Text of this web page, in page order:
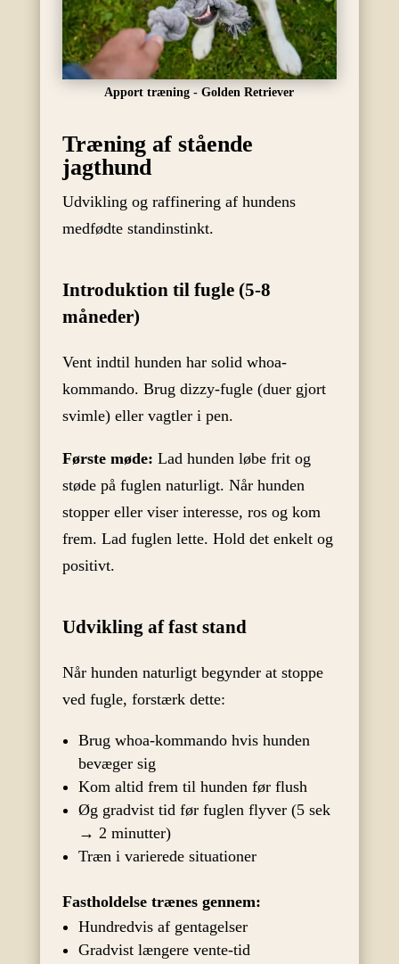
Apport træning - Golden Retriever
Træning af stående
jagthund
Udvikling og raffinering af hundens
medfødte standinstinkt.
Introduktion til fugle (5-8
måneder)
Vent indtil hunden har solid whoa-
kommando. Brug dizzy-fugle (duer gjort
svimle) eller vagtler i pen.
Første møde: Lad hunden løbe frit og
støde på fuglen naturligt. Når hunden
stopper eller viser interesse, ros og kom
frem. Lad fuglen lette. Hold det enkelt og
positivt.
Udvikling af fast stand
Når hunden naturligt begynder at stoppe
ved fugle, forstærk dette:
Brug whoa-kommando hvis hunden
bevæger sig
Kom altid frem til hunden før flush
Øg gradvist tid før fuglen flyver (5 sek
→ 2 minutter)
Træn i varierede situationer
Fastholdelse trænes gennem:
Hundredvis af gentagelser
Gradvist længere vente-tid